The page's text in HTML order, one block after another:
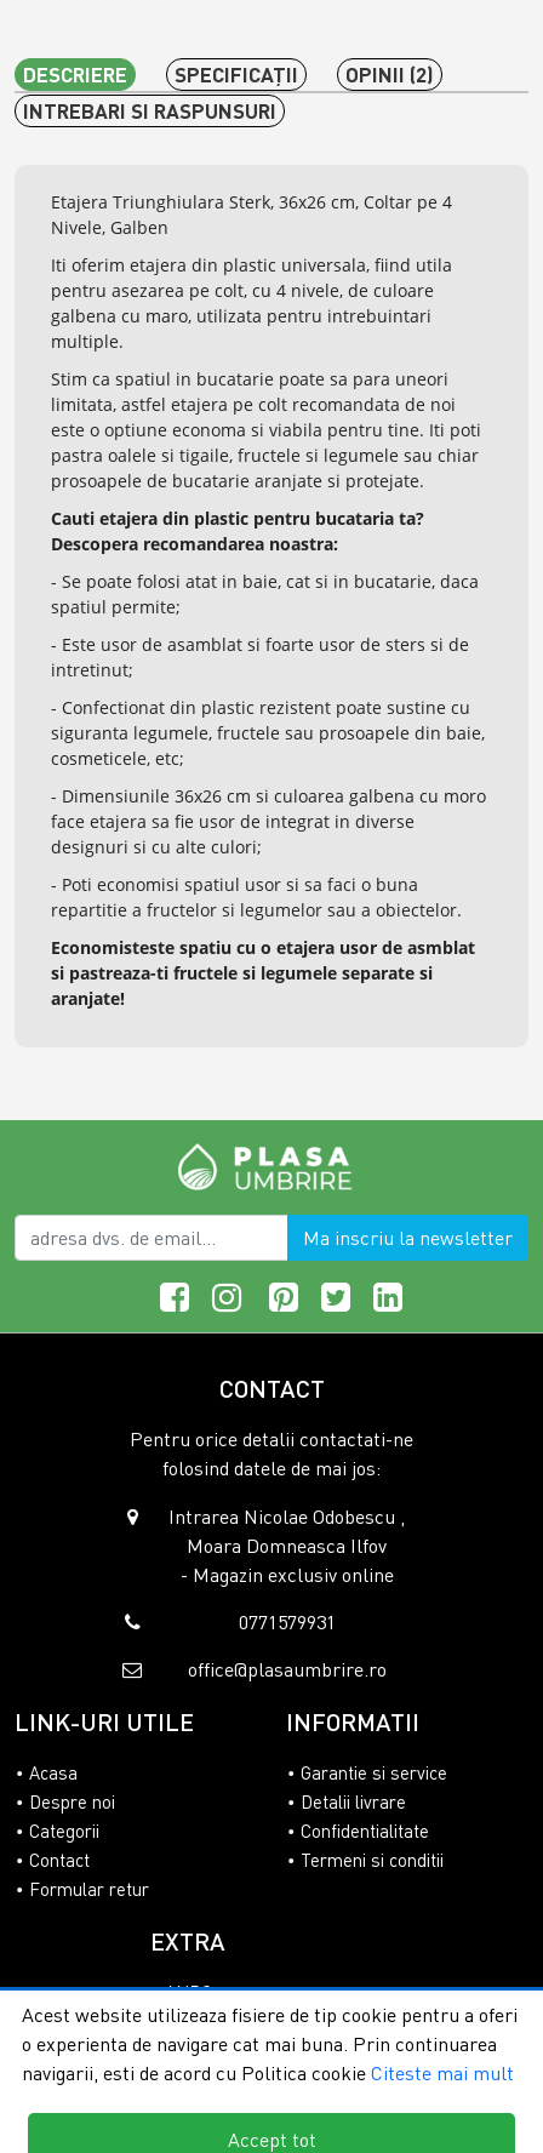
DESCRIERE SPECIFICAŢII
OPINII (2)
INTREBARI SI RASPUNSURI
Etajera Triunghiulara Sterk, 36x26 cm, Coltar pe 4
Nivele, Galben
Iti oferim etajera din plastic universala, fiind utila
pentru asezarea pe colt, cu 4 nivele, de culoare
galbena cu maro, utilizata pentru intrebuintari
multiple.
Stim ca spatiul in bucatarie poate sa para uneori
limitata, astfel etajera pe colt recomandata de noi
este o optiune economa si viabila pentru tine. Iti poti
pastra oalele si tigaile, fructele si legumele sau chiar
prosoapele de bucatarie aranjate si protejate.
Cauti etajera din plastic pentru bucataria ta?
Descopera recomandarea noastra:
- Se poate folosi atat in baie, cat si in bucatarie, daca
spatiul permite;
- Este usor de asamblat si foarte usor de sters si de
intretinut;
- Confectionat din plastic rezistent poate sustine cu
siguranta legumele, fructele sau prosoapele din baie,
cosmeticele, etc;
- Dimensiunile 36x26 cm si culoarea galbena cu moro
face etajera sa fie usor de integrat in diverse
designuri si cu alte culori;
- Poti economisi spatiul usor si sa faci o buna
repartitie a fructelor si legumelor sau a obiectelor.
Economisteste spatiu cu o etajera usor de asmblat
si pastreaza-ti fructele si legumele separate si
aranjate!
Ma inscriu la newsletter
CONTACT
Pentru orice detalii contactati-ne
folosind datele de mai jos:
Intrarea Nicolae Odobescu ,
Moara Domneasca Ilfov
- Magazin exclusiv online
0771579931
office@plasaumbrire.ro
LINK-URI UTILE
Acasa
Despre noi
Categorii
Contact
Formular retur
INFORMATII
Garantie si service
Detalii livrare
Confidentialitate
Termeni si conditii
EXTRA
ANPC
SOL
Copyright © 2026 - PlasaUmbrire.ro | Toate drepturile
Acest website utilizeaza fisiere de tip cookie pentru a oferi
o experienta de navigare cat mai buna. Prin continuarea
navigarii, esti de acord cu Politica cookie Citeste mai mult
Accept tot